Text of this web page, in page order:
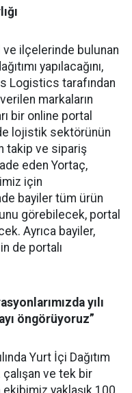
ve ilçelerinde bulunan
yapılacağını,
Logistics tarafından
markaların
bir online portal
lojistik sektörünün
takip ve sipariş
eden Yortaç,
için
bayiler tüm ürün
görebilecek, portal
Ayrıca bayiler,
de portalı
yılı
öngörüyoruz”
Yurt İçi Dağıtım
ve tek bir